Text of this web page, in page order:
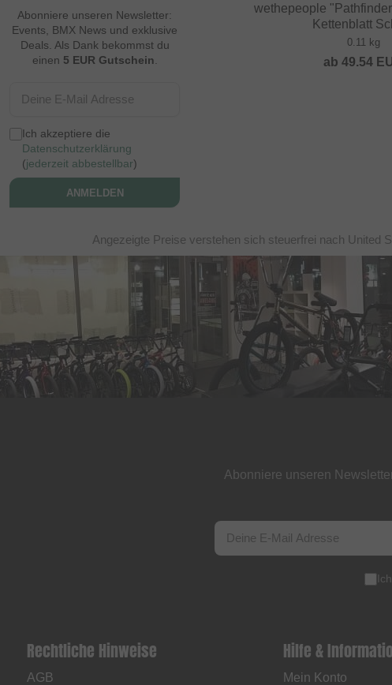
Abonniere unseren Newsletter:
Events, BMX News und exklusive
Deals. Als Dank bekommst du
einen 5 EUR Gutschein
Ich akzeptiere die
Datenschutzerklärung
(jederzeit abbestellbar)
ANMELDEN
wethepeople
Kettenblatt
0.11 kg
ab 49.54
Angezeigte Preise verstehen sich steuerfrei nach United
Abonniere unseren
Rechtliche Hinweise
AGB
Hilfe &
Mein Konto